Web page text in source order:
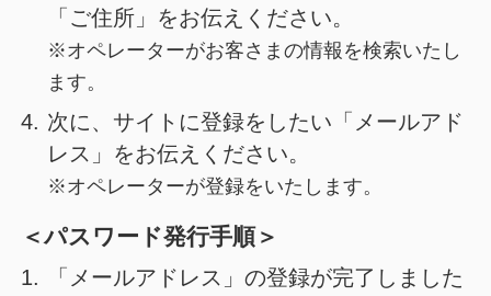
「ご住所」をお伝えください。
※オペレーターがお客さまの情報を検索いたし
ます。
4. 次に、サイトに登録をしたい「メールアド
レス」をお伝えください。
※オペレーターが登録をいたします。
＜パスワード発行手順＞
1.
「メールアドレス」の登録が完了しました